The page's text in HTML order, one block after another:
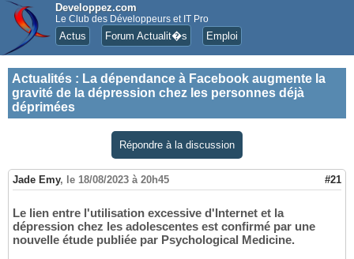
Developpez.com
Le Club des Développeurs et IT Pro
Actus Forum Actualit�s Emploi
Actualités : La dépendance à Facebook augmente la
gravité de la dépression chez les personnes déjà
déprimées
Répondre à la discussion
Jade Emy, le 18/08/2023 à 20h45 #21
Le lien entre l'utilisation excessive d'Internet et la
dépression chez les adolescentes est confirmé par une
nouvelle étude publiée par Psychological Medicine.